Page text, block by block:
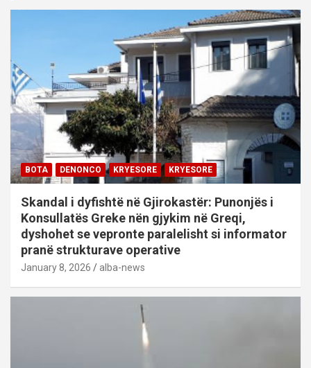
BOTA DENONCO KRYESORE KRYESORE
Skandal i dyfishtë në Gjirokastër: Punonjës i
Konsullatës Greke nën gjykim në Greqi,
dyshohet se vepronte paralelisht si informator
pranë strukturave operative
January 8, 2026 alba-news